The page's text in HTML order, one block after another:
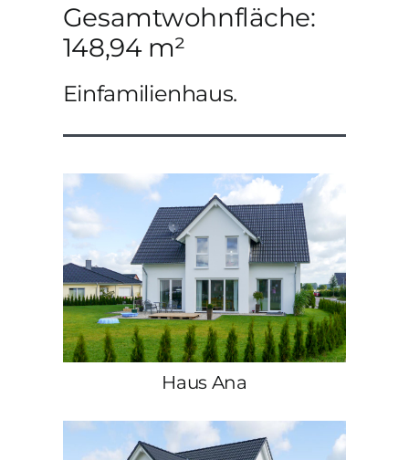
Gesamtwohnfläche:
148,94 m²
Einfamilienhaus.
Haus Ana